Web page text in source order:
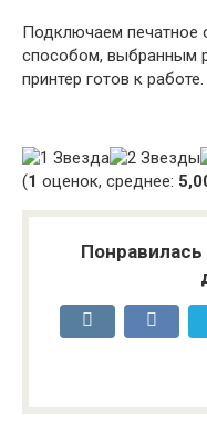
Подключаем печатное
способом, выбранным
принтер готов к работе.
(1 оценок, среднее: